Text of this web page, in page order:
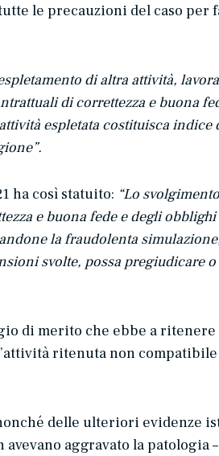
le precauzioni del caso per
di altra attività,
di correttezza e buona
espletata costituisca indice
ha così statuito: “Lo
e buona fede e degli
la fraudolenta
svolte, possa pregiudicare
di merito che ebbe a
ritenuta non
delle ulteriori evidenze
aggravato la patologia